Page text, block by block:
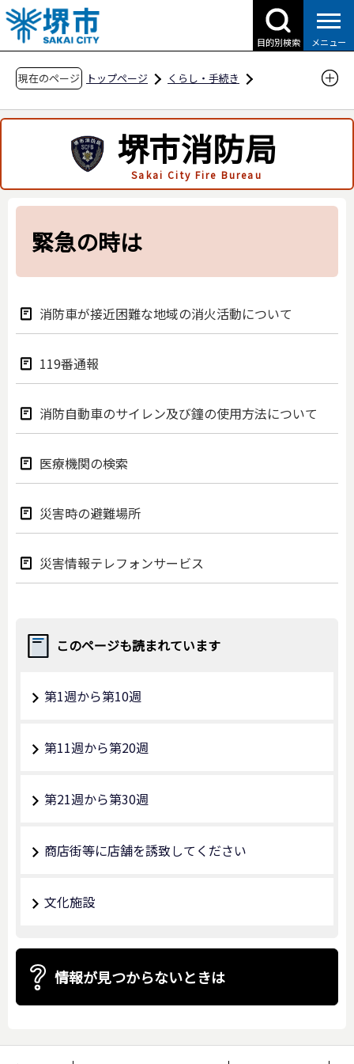
こ
の
ペ
の
で
目的別検索 メニュー
現在のページ トップページ
くらし・手続き
堺市消防局
Sakai City Fire Bureau
緊急の時は
消防車が接近困難な地域の消火活動について
119番通報
消防自動車のサイレン及び鐘の使用方法について
医療機関の検索
災害時の避難場所
災害情報テレフォンサービス
このページも読まれています
第1週から第10週
第11週から第20週
第21週から第30週
商店街等に店舗を誘致してください
文化施設
情報が見つからないときは